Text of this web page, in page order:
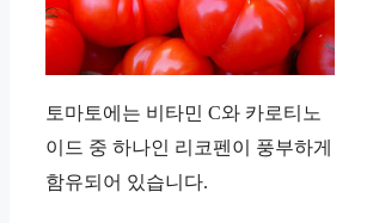
토마토에는 비타민 C와 카로티노
이드 중 하나인 리코펜이 풍부하게
함유되어 있습니다.